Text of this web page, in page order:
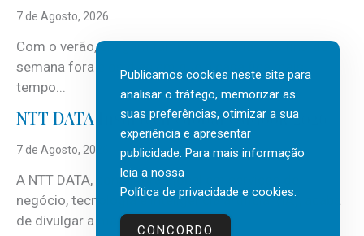
7 de Agosto, 2026
Com o verão, chegam também as férias, os fins-de-
semana fora e os dias em que a casa fica mais
tempo...
NTT DATA Insurtech Global Outlook 2026
7 de Agosto, 2026
A NTT DATA, consultora global em serviços de
negócio, tecnologia e inteligência artificial (IA), acaba
de divulgar a mais recente...
Publicamos cookies neste site para
analisar o tráfego, memorizar as
suas preferências, otimizar a sua
experiência e apresentar
publicidade. Para mais informação
leia a nossa
Política de privacidade e cookies.
CONCORDO